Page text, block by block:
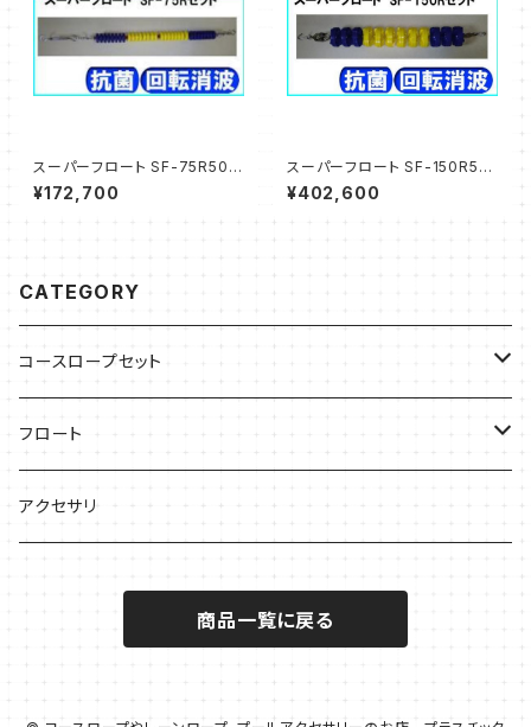
スーパーフロート SF-75R50
¥172,700
スーパーフロート SF-150R50
コースロープ 50mプール用
¥402,600
CATEGORY
コースロープセット
25ｍプール用
50ｍプール用
フロート
フロート径40Φ 40mm
フロート径75Φ 75mm
フロート径80Φ 80mm
アクセサリ
商品一覧に戻る